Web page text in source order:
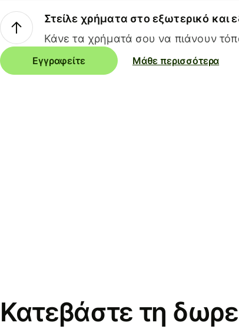
Στείλε χρήματα στο εξωτερικό και
Κάνε τα χρήματά σου να πιάνουν
Εγγραφείτε Μάθε περισσότερα
Κατεβάστε τη